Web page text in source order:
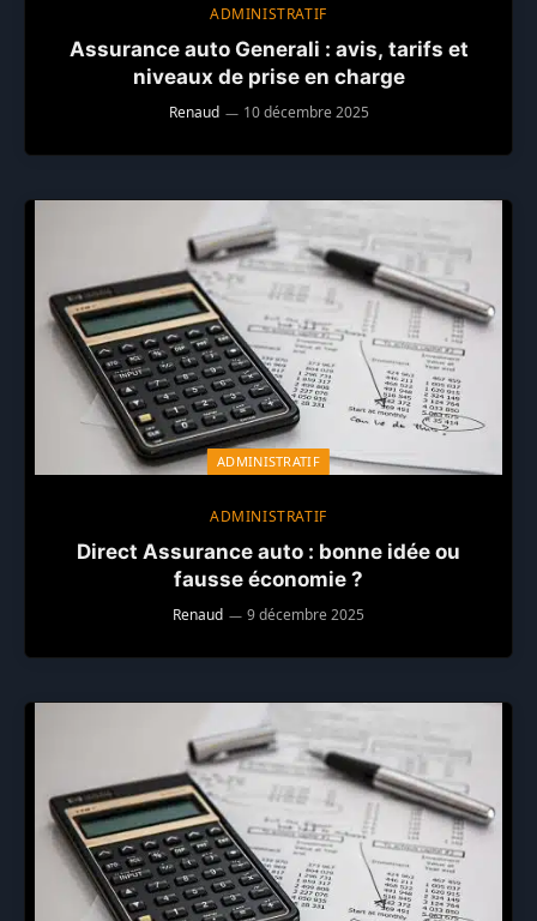
ADMINISTRATIF
Assurance auto Generali : avis, tarifs et
niveaux de prise en charge
Renaud 10 décembre 2025
ADMINISTRATIF
ADMINISTRATIF
Direct Assurance auto : bonne idée ou
fausse économie ?
Renaud 9 décembre 2025